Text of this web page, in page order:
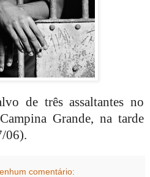
de três assaltantes no
Grande, na tarde
06).
comentário: